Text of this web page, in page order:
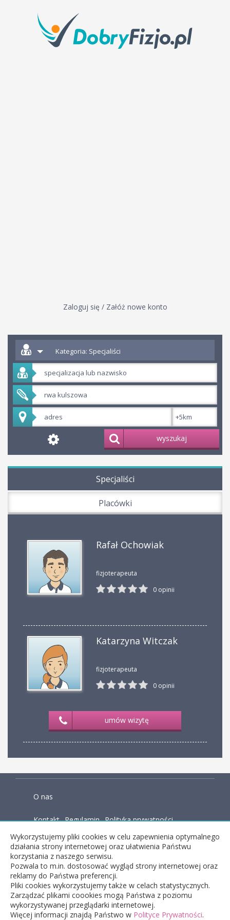
Zaloguj się / Załóż nowe konto
Kategoria: Specjaliści
wyszukaj
Specjaliści
Placówki
Rafał Ochowiak
fizjoterapeuta
0 opinii
Katarzyna Witczak
fizjoterapeuta
0 opinii
umów wizytę
O nas
Kontakt Regulamin Polityka prywatności
Baza wiedzy
facebook
copyright © 2026 Dobryfizjo - wyszukiwarka
Wykorzystujemy pliki cookies w celu zapewnienia optymalnego
działania strony internetowej oraz ułatwienia Państwu
korzystania z naszego serwisu.
Pozwala to m.in. dostosować wygląd strony internetowej oraz
reklamy do Państwa preferencji.
Pliki cookies wykorzystujemy także w celach statystycznych.
Zarządzać plikami coookies mogą Państwa z poziomu
wykorzystywanej przeglądarki internetowej.
Więcej informacji znajdą Państwo w Polityce Prywatności.